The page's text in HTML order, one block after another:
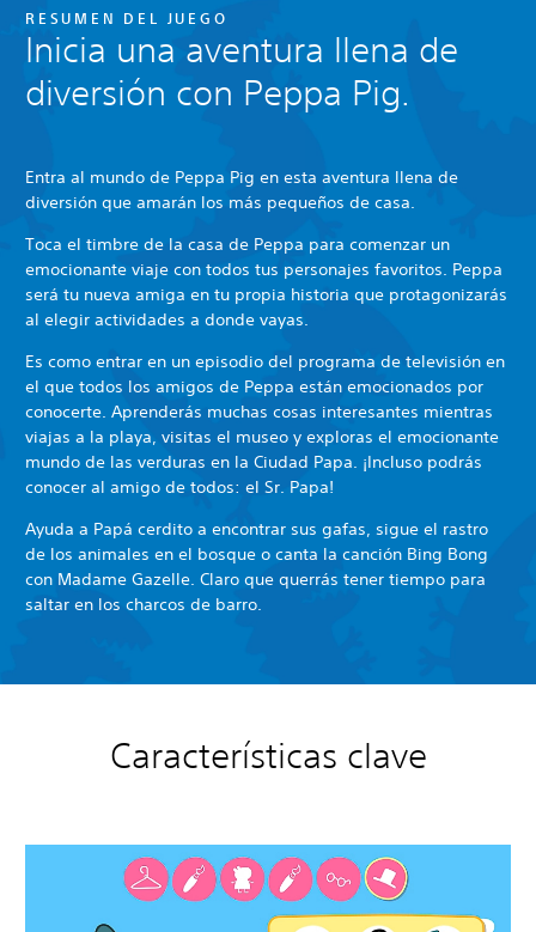
RESUMEN DEL JUEGO
Inicia una aventura llena de
diversión con Peppa Pig.
Entra al mundo de Peppa Pig en esta aventura llena de
diversión que amarán los más pequeños de casa.
Toca el timbre de la casa de Peppa para comenzar un
emocionante viaje con todos tus personajes favoritos. Peppa
será tu nueva amiga en tu propia historia que protagonizarás
al elegir actividades a donde vayas.
Es como entrar en un episodio del programa de televisión en
el que todos los amigos de Peppa están emocionados por
conocerte. Aprenderás muchas cosas interesantes mientras
viajas a la playa, visitas el museo y exploras el emocionante
mundo de las verduras en la Ciudad Papa. ¡Incluso podrás
conocer al amigo de todos: el Sr. Papa!
Ayuda a Papá cerdito a encontrar sus gafas, sigue el rastro
de los animales en el bosque o canta la canción Bing Bong
con Madame Gazelle. Claro que querrás tener tiempo para
saltar en los charcos de barro.
Características clave